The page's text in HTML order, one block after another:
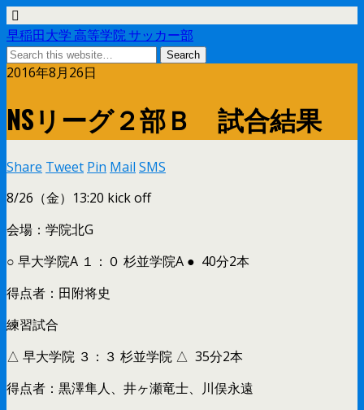
早稲田大学 高等学院 サッカー部
2016年8月26日
NSリーグ２部Ｂ 試合結果
Share Tweet Pin Mail SMS
8/26（金）13:20 kick off
会場：学院北G
○ 早大学院A １：０ 杉並学院A ● 40分2本
得点者：田附将史
練習試合
△ 早大学院 ３：３ 杉並学院 △ 35分2本
得点者：黒澤隼人、井ヶ瀬竜士、川俣永遠